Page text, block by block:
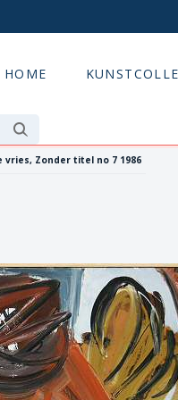
HOME
vries, Zonder titel no 7 1986